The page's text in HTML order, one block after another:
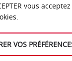
vous
VOS